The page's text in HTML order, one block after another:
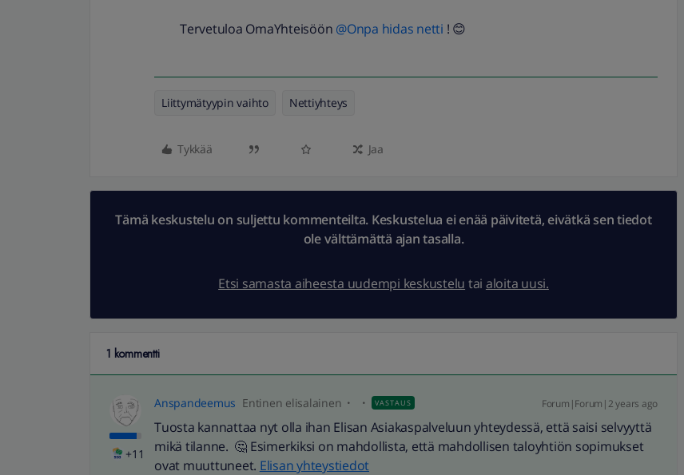
Tervetuloa OmaYhteisöön @Onpa hidas netti ! 😊
Liittymätyypin vaihto Nettiyhteys
Tykkää Jaa
Tämä keskustelu on suljettu kommenteilta. Keskustelua ei enää päivitetä, eivätkä sen tiedot
ole välttämättä ajan tasalla.
Etsi samasta aiheesta uudempi keskustelu tai aloita uusi.
1 kommentti
+11
Anspandeemus Entinen elisalainen VASTAUS Forum|Forum|2 years ago
Tuosta kannattaa nyt olla ihan Elisan Asiakaspalveluun yhteydessä, että saisi selvyyttä
mikä tilanne. 🤔 Esimerkiksi on mahdollista, että mahdollisen taloyhtiön sopimukset
ovat muuttuneet. Elisan yhteystiedot